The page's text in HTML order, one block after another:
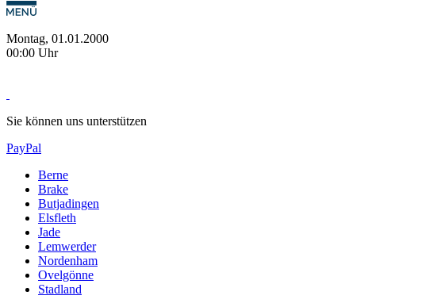
Montag, 01.01.2000
00:00 Uhr
Sie können uns unterstützen
PayPal
Berne
Brake
Butjadingen
Elsfleth
Jade
Lemwerder
Nordenham
Ovelgönne
Stadland